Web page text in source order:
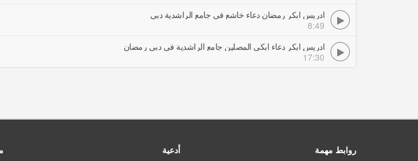
ادريس ابكر رمضان دعاء خاشع في جامع الراشدية دبي
8:49
ادريس ابكر دعاء ابكى المصلين جامع الراشدية في دبي رمضان
17:30
روابط مهمة
أدعية